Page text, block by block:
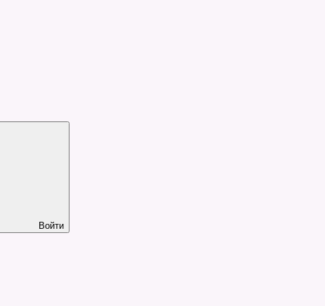
Войти